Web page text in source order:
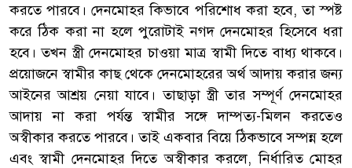
করতে পারবে। দেনমোহর কিভাবে পরিশোধ করা হবে, তা স্পষ্ট
করে ঠিক করা না হলে পুরোটাই নগদ দেনমোহর হিসেবে ধরা
হবে। তখন স্ত্রী দেনমোহর চাওয়া মাত্র স্বামী দিতে বাধ্য থাকবে।
প্রয়োজনে স্বামীর কাছ থেকে দেনমোহরের অর্থ আদায় করার জন্য
আইনের আশ্রয় নেয়া যাবে। তাছাড়া স্ত্রী তার সম্পূর্ণ দেনমোহর
আদায় না করা পর্যন্ত স্বামীর সঙ্গে দাম্পত্য-মিলন করতেও
অস্বীকার করতে পারবে। তাই একবার বিয়ে ঠিকভাবে সম্পন্ন হলে
এবং স্বামী দেনমোহর দিতে অস্বীকার করলে, নির্ধারিত মোহর